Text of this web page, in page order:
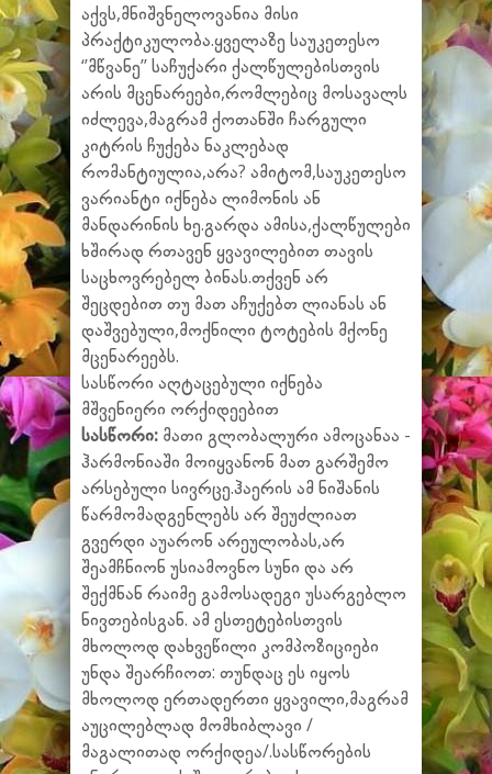
აქვს,მნიშვნელოვანია მისი
პრაქტიკულობა.ყველაზე საუკეთესო
‘’მწვანე’’ საჩუქარი ქალწულებისთვის
არის მცენარეები,რომლებიც მოსავალს
იძლევა,მაგრამ ქოთანში ჩარგული
კიტრის ჩუქება ნაკლებად
რომანტიულია,არა? ამიტომ,საუკეთესო
ვარიანტი იქნება ლიმონის ან
მანდარინის ხე.გარდა ამისა,ქალწულები
ხშირად რთავენ ყვავილებით თავის
საცხოვრებელ ბინას.თქვენ არ
შეცდებით თუ მათ აჩუქებთ ლიანას ან
დაშვებული,მოქნილი ტოტების მქონე
მცენარეებს.
სასწორი აღტაცებული იქნება
მშვენიერი ორქიდეებით
სასწორი: მათი გლობალური ამოცანაა -
ჰარმონიაში მოიყვანონ მათ გარშემო
არსებული სივრცე.ჰაერის ამ ნიშანის
წარმომადგენლებს არ შეუძლიათ
გვერდი აუარონ არეულობას,არ
შეამჩნიონ უსიამოვნო სუნი და არ
შექმნან რაიმე გამოსადეგი უსარგებლო
ნივთებისგან. ამ ესთეტებისთვის
მხოლოდ დახვეწილი კომპოზიციები
უნდა შეარჩიოთ: თუნდაც ეს იყოს
მხოლოდ ერთადერთი ყვავილი,მაგრამ
აუცილებლად მომხიბლავი /
მაგალითად ორქიდეა/.სასწორების